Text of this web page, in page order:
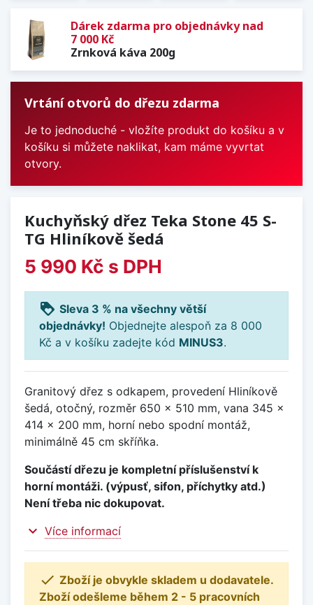
Dárek zdarma pro objednávky nad
7 000 Kč
Zrnková káva 200g
Vrtání otvorů do dřezu zdarma
Je to jednoduché - vložíte produkt do košíku a v
košíku si můžete naklikat, kam máme vyvrtat
otvory.
Kuchyňský dřez Teka Stone 45 S-
TG Hliníkově šedá
5 990 Kč s DPH
loyalty Sleva 3 % na všechny větší
objednávky! Objednejte alespoň za 8 000
Kč a v košíku zadejte kód MINUS3.
Granitový dřez s odkapem, provedení Hliníkově
šedá, otočný, rozměr 650 x 510 mm, vana 345 x
414 x 200 mm, horní nebo spodní montáž,
minimálně 45 cm skříňka.
Součástí dřezu je kompletní příslušenství k
horní montáži. (výpusť, sifon, příchytky atd.)
Není třeba nic dokupovat.
expand_more Více informací
 Zboží je obvykle skladem u dodavatele.
Zboží odešleme během 2 - 5 pracovních